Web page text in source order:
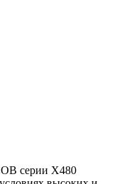
серии X480